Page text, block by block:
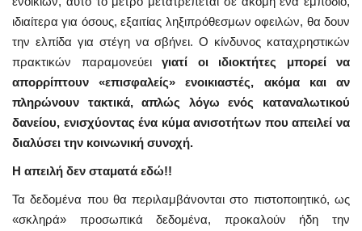
ιδιαίτερα για όσους, εξαιτίας ληξιπρόθεσμων οφειλών, θα δουν
την ελπίδα για στέγη να σβήνει. Ο κίνδυνος καταχρηστικών
πρακτικών παραμονεύει γιατί οι ιδιοκτήτες μπορεί να
απορρίπτουν «επισφαλείς» ενοικιαστές, ακόμα και αν
πληρώνουν τακτικά, απλώς λόγω ενός καταναλωτικού
δανείου, ενισχύοντας ένα κύμα ανισοτήτων που απειλεί να
διαλύσει την κοινωνική συνοχή.
Η απειλή δεν σταματά εδώ!!
Τα δεδομένα που θα περιλαμβάνονται στο πιστοποιητικό, ως
«σκληρά» προσωπικά δεδομένα, προκαλούν ήδη την